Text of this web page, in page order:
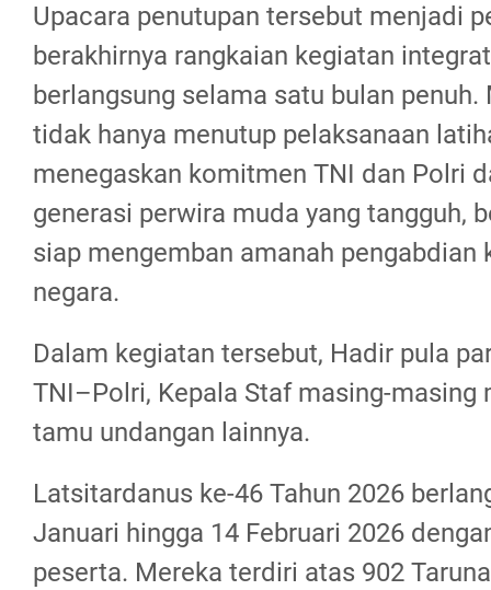
Upacara penutupan tersebut menjadi
berakhirnya rangkaian kegiatan
berlangsung selama satu bulan
tidak hanya menutup pelaksanaan
menegaskan komitmen TNI dan Polri
generasi perwira muda yang tangguh,
siap mengemban amanah pengabdian
negara.
Dalam kegiatan tersebut, Hadir pula
TNI–Polri, Kepala Staf masing-masing
tamu undangan lainnya.
Latsitardanus ke-46 Tahun 2026
Januari hingga 14 Februari 2026
peserta. Mereka terdiri atas 902